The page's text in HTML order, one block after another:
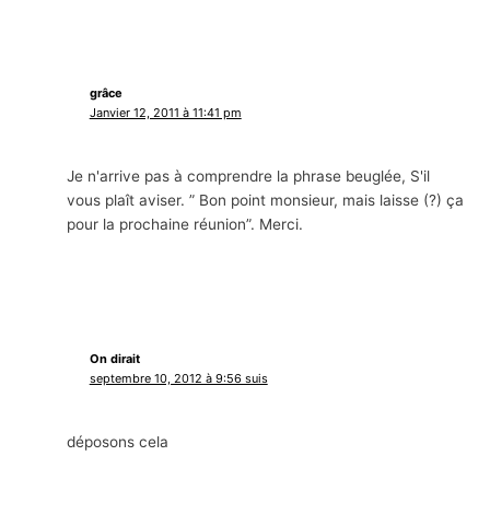
grâce
Janvier 12, 2011 à 11:41 pm
Je n'arrive pas à comprendre la phrase beuglée, S'il
vous plaît aviser. ” Bon point monsieur, mais laisse (?) ça
pour la prochaine réunion”. Merci.
On dirait
septembre 10, 2012 à 9:56 suis
déposons cela